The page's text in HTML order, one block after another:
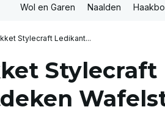
Wol en Garen Naalden
Stylecraft Ledikant...
Stylecraft